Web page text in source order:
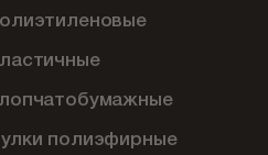
полиэфирные